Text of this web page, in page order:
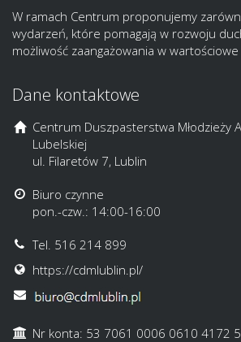
W ramach Centrum proponujemy
wydarzeń, które pomagają w rozwoju
możliwość zaangażowania w wartościowe
Dane kontaktowe
Centrum Duszpasterstwa Młodzieży
Lubelskiej
ul. Filaretów 7, Lublin
Biuro czynne
pon.-czw.: 14:00-16:00
Tel. 516 214 899
https://cdmlublin.pl/
Nr konta: 53 7061 0006 0610 4172